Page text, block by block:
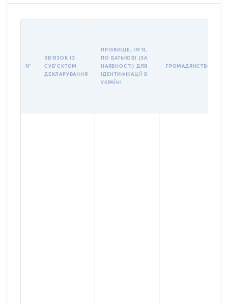
№
ЗВʼЯЗОК ІЗ
СУБʼЄКТОМ
ДЕКЛАРУВАННЯ
ПРІЗВИЩЕ, ІМʼЯ,
ПО БАТЬКОВІ (ЗА
НАЯВНОСТІ) ДЛЯ
ІДЕНТИФІКАЦІЇ В
УКРАЇНІ
ГРОМАДЯНСТВО